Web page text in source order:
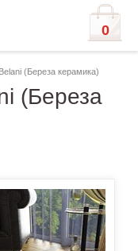
0
(Береза керамика)
(Береза